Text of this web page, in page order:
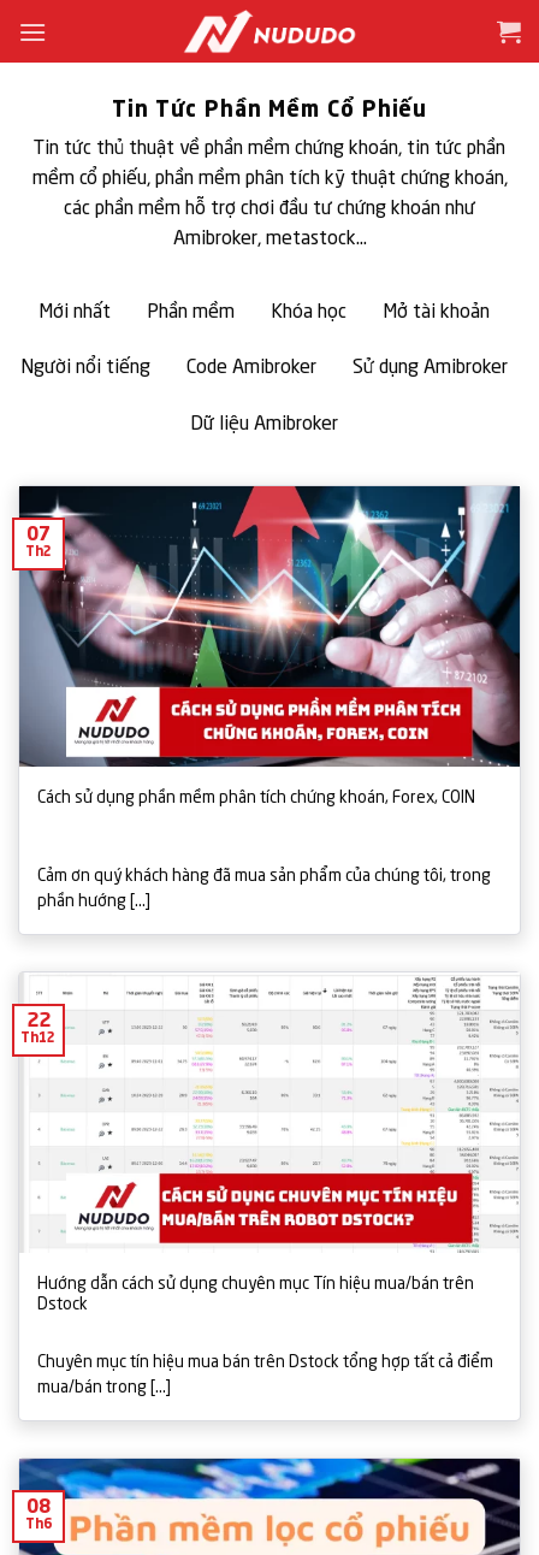
qua
Tin Tức Phần Mềm Cổ Phiếu
Tin tức thủ thuật về phần mềm chứng khoán, tin tức phần
mềm cổ phiếu, phần mềm phân tích kỹ thuật chứng khoán,
các phần mềm hỗ trợ chơi đầu tư chứng khoán như
Amibroker, metastock…
Mới nhất Phần mềm Khóa học Mở tài khoản
Người nổi tiếng Code Amibroker Sử dụng Amibroker
Dữ liệu Amibroker
Cách sử dụng phần mềm phân tích chứng khoán, Forex, COIN
Cảm ơn quý khách hàng đã mua sản phẩm của chúng tôi, trong
phần hướng [...]
07
Th2
Hướng dẫn cách sử dụng chuyên mục Tín hiệu mua/bán trên
Dstock
Chuyên mục tín hiệu mua bán trên Dstock tổng hợp tất cả điểm
mua/bán trong [...]
22
Th12
08
Th6